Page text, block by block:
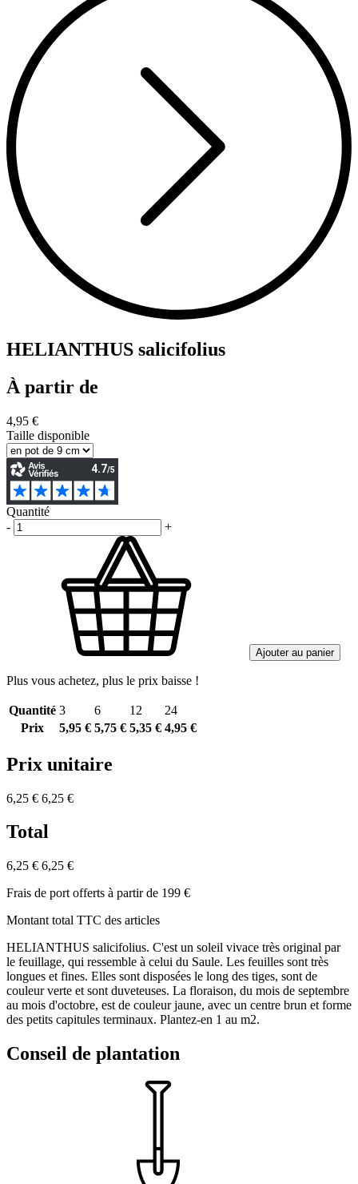
HELIANTHUS salicifolius
À partir de
4,95 €
Taille disponible
Quantité
-
+
Ajouter au panier
Plus vous achetez, plus le prix baisse !
Quantité 3 6 12
24
Prix
5,95 € 5,75 € 5,35 € 4,95 €
Prix unitaire
6,25 € 6,25 €
Total
6,25 € 6,25 €
Frais de port offerts à partir de 199 €
Montant total TTC des articles
HELIANTHUS salicifolius. C'est un soleil vivace très original par
le feuillage, qui ressemble à celui du Saule. Les feuilles sont très
longues et fines. Elles sont disposées le long des tiges, sont de
couleur verte et sont duveteuses. La floraison, du mois de septembre
au mois d'octobre, est de couleur jaune, avec un centre brun et forme
des petits capitules terminaux. Plantez-en 1 au m2.
Conseil de plantation